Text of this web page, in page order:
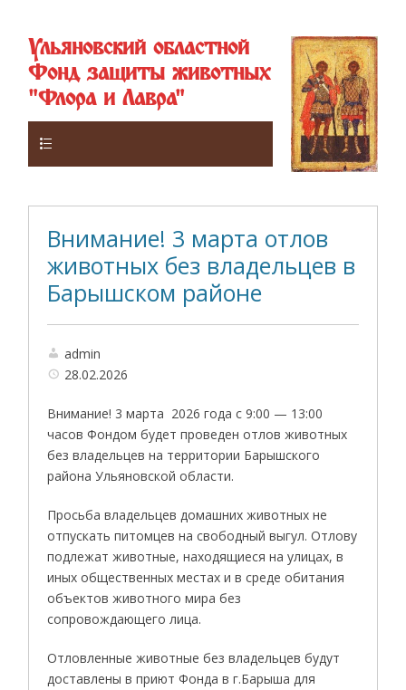
Ульяновский областной
Фонд защиты животных
"Флора и Лавра"
Внимание! 3 марта отлов
животных без владельцев в
Барышском районе
admin
28.02.2026
Внимание! 3 марта 2026 года с 9:00 — 13:00
часов Фондом будет проведен отлов животных
без владельцев на территории Барышского
района Ульяновской области.
Просьба владельцев домашних животных не
отпускать питомцев на свободный выгул. Отлову
подлежат животные, находящиеся на улицах, в
иных общественных местах и в среде обитания
объектов животного мира без
сопровождающего лица.
Отловленные животные без владельцев будут
доставлены в приют Фонда в г.Барыша для